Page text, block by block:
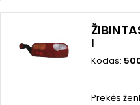
I
Kodas:
Prekės